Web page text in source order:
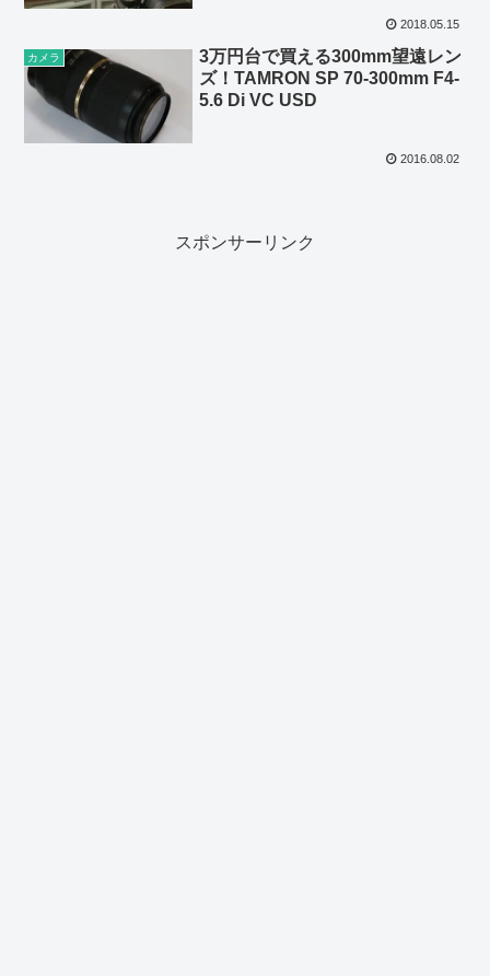
2018.05.15
カメラ
3万円台で買える300mm望遠レン
ズ！TAMRON SP 70-300mm F4-
5.6 Di VC USD
2016.08.02
スポンサーリンク